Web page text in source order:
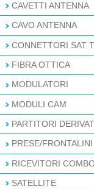
CAVETTI ANTENNA
CAVO ANTENNA
CONNETTORI SAT
FIBRA OTTICA
MODULATORI
MODULI CAM
PARTITORI
PRESE/FRONTALINI
RICEVITORI
SATELLITE